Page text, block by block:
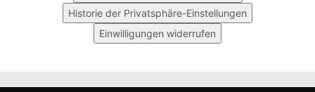
Historie der Privatsphäre-Einstellungen
Einwilligungen widerrufen